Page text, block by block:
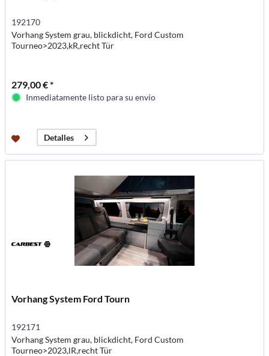
192170
Vorhang System grau, blickdicht, Ford Custom
Tourneo>2023,kR,recht Tür
279,00 € *
Inmediatamente listo para su envío
Detalles
Vorhang System Ford Tourn
192171
Vorhang System grau, blickdicht, Ford Custom
Tourneo>2023,lR,recht Tür